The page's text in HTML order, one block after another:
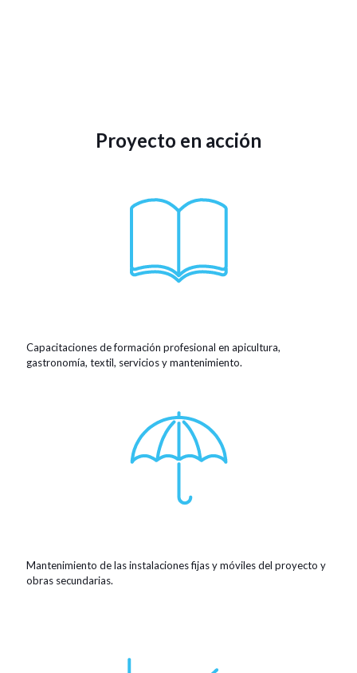
Proyecto en acción
Capacitaciones de formación profesional en apicultura,
gastronomía, textil, servicios y mantenimiento.
Mantenimiento de las instalaciones fijas y móviles del proyecto y
obras secundarias.